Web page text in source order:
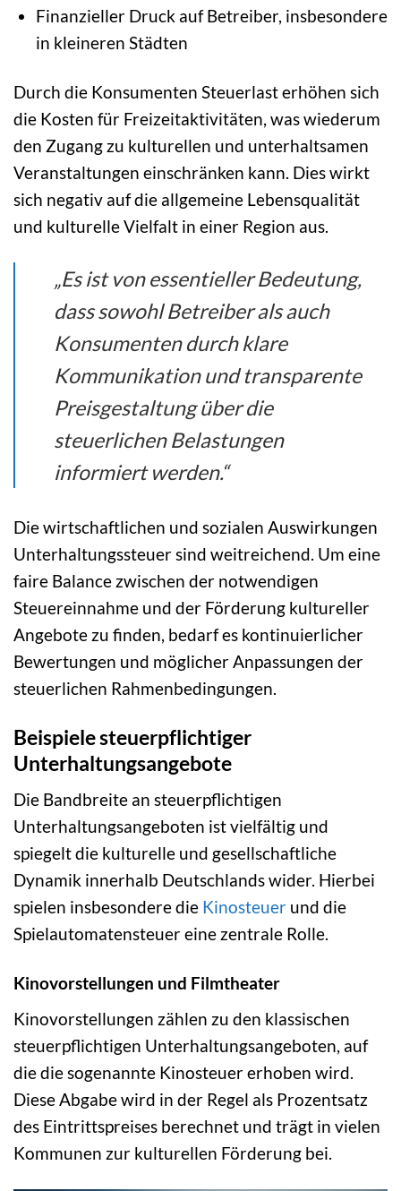
Finanzieller Druck auf Betreiber, insbesondere
in kleineren Städten
Durch die Konsumenten Steuerlast erhöhen sich
die Kosten für Freizeitaktivitäten, was wiederum
den Zugang zu kulturellen und unterhaltsamen
Veranstaltungen einschränken kann. Dies wirkt
sich negativ auf die allgemeine Lebensqualität
und kulturelle Vielfalt in einer Region aus.
„Es ist von essentieller Bedeutung,
dass sowohl Betreiber als auch
Konsumenten durch klare
Kommunikation und transparente
Preisgestaltung über die
steuerlichen Belastungen
informiert werden.“
Die wirtschaftlichen und sozialen Auswirkungen
Unterhaltungssteuer sind weitreichend. Um eine
faire Balance zwischen der notwendigen
Steuereinnahme und der Förderung kultureller
Angebote zu finden, bedarf es kontinuierlicher
Bewertungen und möglicher Anpassungen der
steuerlichen Rahmenbedingungen.
Beispiele steuerpflichtiger
Unterhaltungsangebote
Die Bandbreite an steuerpflichtigen
Unterhaltungsangeboten ist vielfältig und
spiegelt die kulturelle und gesellschaftliche
Dynamik innerhalb Deutschlands wider. Hierbei
spielen insbesondere die Kinosteuer und die
Spielautomatensteuer eine zentrale Rolle.
Kinovorstellungen und Filmtheater
Kinovorstellungen zählen zu den klassischen
steuerpflichtigen Unterhaltungsangeboten, auf
die die sogenannte Kinosteuer erhoben wird.
Diese Abgabe wird in der Regel als Prozentsatz
des Eintrittspreises berechnet und trägt in vielen
Kommunen zur kulturellen Förderung bei.